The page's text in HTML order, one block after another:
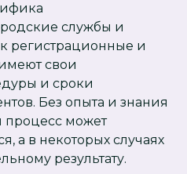
службы и
регистрационные и
свои
и сроки
Без опыта и знания
процесс может
а в некоторых случаях
результату.